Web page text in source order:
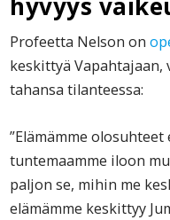
Profeetta Nelson on
keskittyä Vapahtajaan,
tahansa tilanteessa:
”Elämämme
tuntemaamme iloon
paljon se, mihin me
elämämme keskittyy